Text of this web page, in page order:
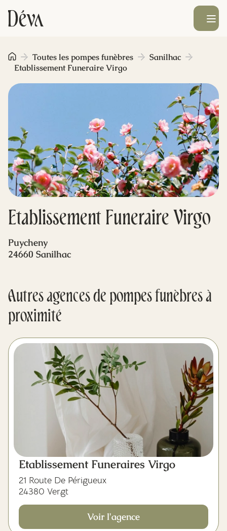
Obsèques
Prévoyance
Monument funéraire
Livraison de fleurs
Blog
Ouvrir le
Etablissement Funeraire Virgo
Toutes les pompes funèbres
Sanilhac
Etablissement Funeraire Virgo
Puycheny
24660 Sanilhac
Autres agences de pompes funèbres à
proximité
Etablissement Funeraires Virgo
21 Route De Périgueux
24380 Vergt
Voir l'agence